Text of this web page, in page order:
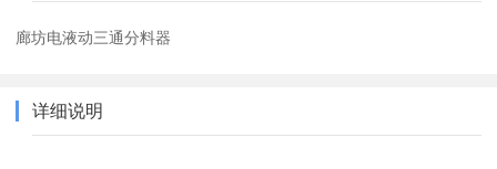
廊坊电液动三通分料器
详细说明